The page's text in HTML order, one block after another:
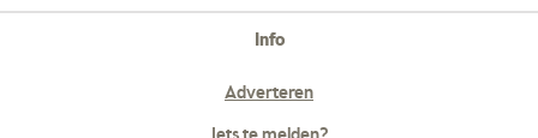
Info
Adverteren